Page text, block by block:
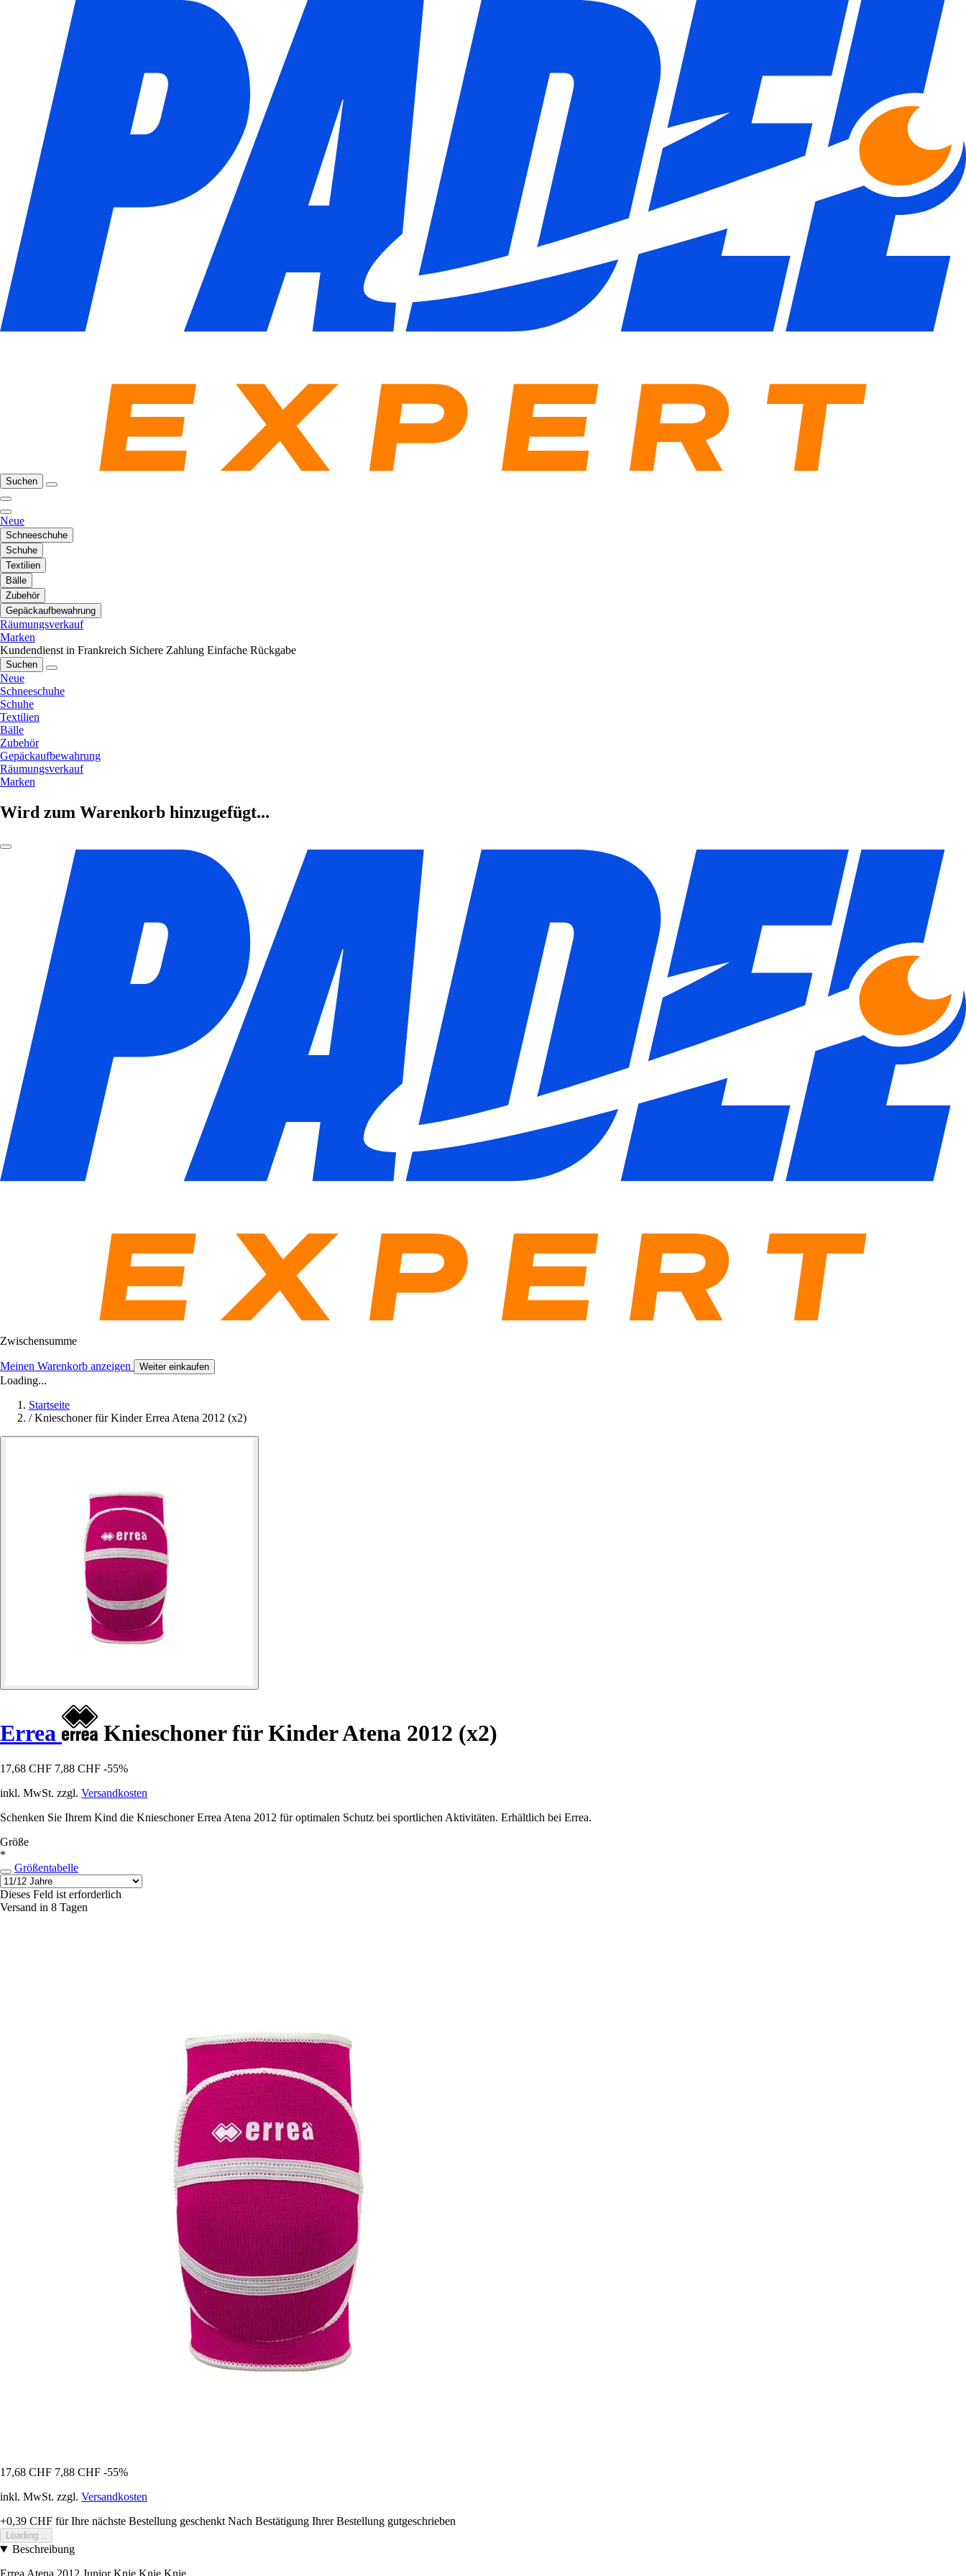
Suchen
Neue
Schneeschuhe
Schuhe
Textilien
Bälle
Zubehör
Gepäckaufbewahrung
Räumungsverkauf
Marken
Kundendienst in Frankreich Sichere Zahlung Einfache Rückgabe
Suchen
Neue
Schneeschuhe
Schuhe
Textilien
Bälle
Zubehör
Gepäckaufbewahrung
Räumungsverkauf
Marken
Wird zum Warenkorb hinzugefügt...
Zwischensumme
Meinen Warenkorb anzeigen Weiter einkaufen
Loading...
Startseite
/ Knieschoner für Kinder Errea Atena 2012 (x2)
Errea Knieschoner für Kinder Atena 2012 (x2)
17,68 CHF 7,88 CHF -55%
inkl. MwSt. zzgl. Versandkosten
Schenken Sie Ihrem Kind die Knieschoner Errea Atena 2012 für optimalen Schutz bei sportlichen Aktivitäten. Erhältlich bei Errea.
Größe
*
Größentabelle
Dieses Feld ist erforderlich
Versand in 8 Tagen
17,68 CHF 7,88 CHF -55%
inkl. MwSt. zzgl. Versandkosten
+0,39 CHF für Ihre nächste Bestellung geschenkt Nach Bestätigung Ihrer Bestellung gutgeschrieben
Loading...
Beschreibung